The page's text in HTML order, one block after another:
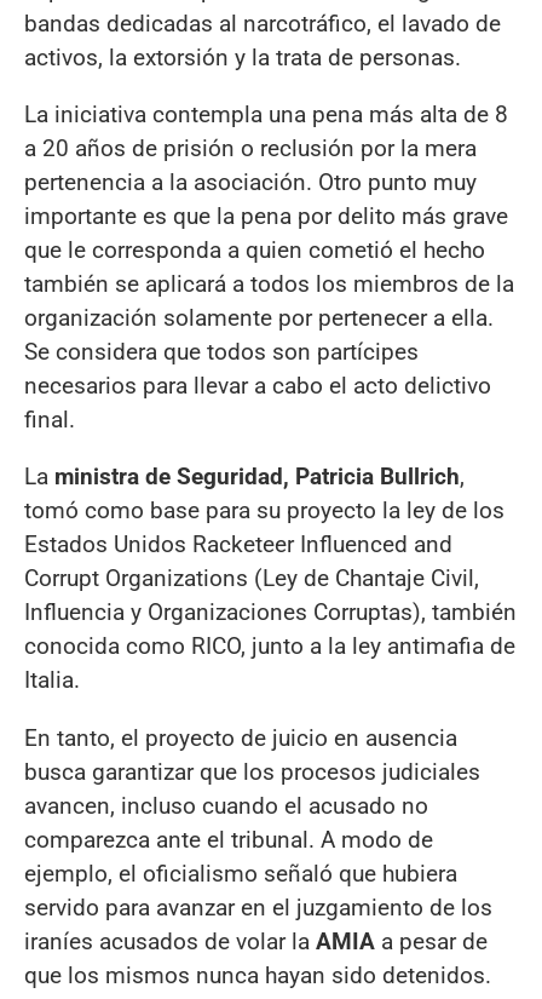
bandas dedicadas al narcotráfico, el lavado de
activos, la extorsión y la trata de personas.
La iniciativa contempla una pena más alta de 8
a 20 años de prisión o reclusión por la mera
pertenencia a la asociación. Otro punto muy
importante es que la pena por delito más grave
que le corresponda a quien cometió el hecho
también se aplicará a todos los miembros de la
organización solamente por pertenecer a ella.
Se considera que todos son partícipes
necesarios para llevar a cabo el acto delictivo
final.
La ministra de Seguridad, Patricia Bullrich,
tomó como base para su proyecto la ley de los
Estados Unidos Racketeer Influenced and
Corrupt Organizations (Ley de Chantaje Civil,
Influencia y Organizaciones Corruptas), también
conocida como RICO, junto a la ley antimafia de
Italia.
En tanto, el proyecto de juicio en ausencia
busca garantizar que los procesos judiciales
avancen, incluso cuando el acusado no
comparezca ante el tribunal. A modo de
ejemplo, el oficialismo señaló que hubiera
servido para avanzar en el juzgamiento de los
iraníes acusados de volar la AMIA a pesar de
que los mismos nunca hayan sido detenidos.